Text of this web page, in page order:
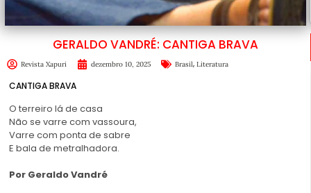
GERALDO VANDRÉ: CANTIGA BRAVA
Revista Xapuri dezembro 10, 2025 Brasil, Literatura
CANTIGA BRAVA
O terreiro lá de casa
Não se varre com vassoura,
Varre com ponta de sabre
E bala de metralhadora.
Por Geraldo Vandré